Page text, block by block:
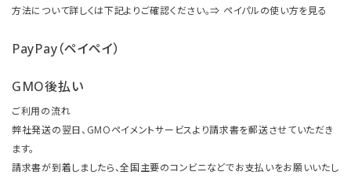
方法について詳しくは下記よりご確認ください。⇒ ペイパルの使い方を見る
PayPay（ペイペイ）
GMO後払い
ご利用の流れ
弊社発送の翌日、GMOペイメントサービスより請求書を郵送させていただき
ます。
請求書が到着しましたら、全国主要のコンビニなどでお支払いをお願いいたし